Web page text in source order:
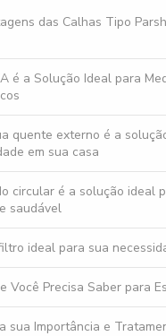
das Calhas Tipo
é a Solução Ideal para
quente externo é a
em sua casa
circular é a solução ideal
saudável
ideal para sua
Você Precisa Saber para
sua Importância e